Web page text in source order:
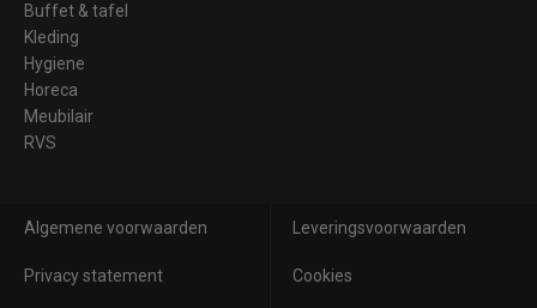
Buffet & tafel
Kleding
Hygiene
Horeca
Meubilair
RVS
Algemene voorwaarden Leveringsvoorwaarden
Privacy statement Cookies